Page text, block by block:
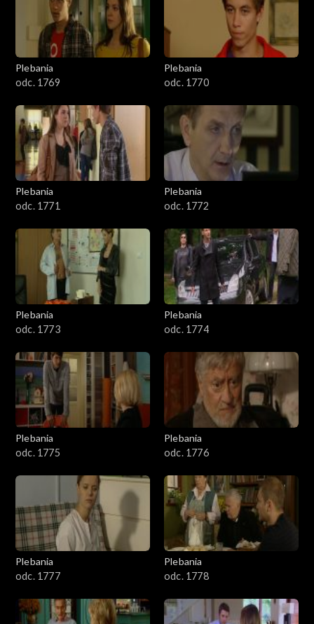
Plebania
odc. 1769
Plebania
odc. 1770
Plebania
odc. 1771
Plebania
odc. 1772
Plebania
odc. 1773
Plebania
odc. 1774
Plebania
odc. 1775
Plebania
odc. 1776
Plebania
odc. 1777
Plebania
odc. 1778